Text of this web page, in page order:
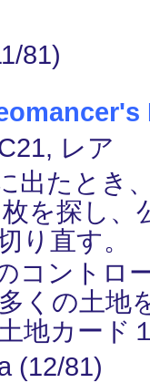
81)
レア
出たとき
を探し
り直す。
コントロ
くの土地
地カード
(12/81)